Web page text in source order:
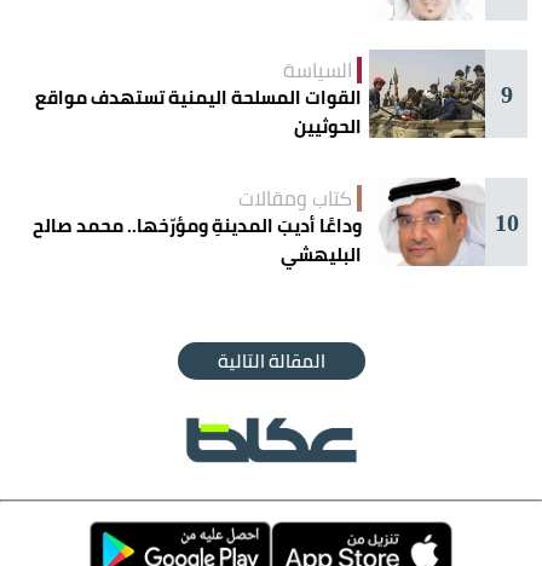
9
السياسة
القوات المسلحة اليمنية تستهدف مواقع
الحوثيين
10
كتاب ومقالات
وداعًا أديبَ المدينةِ ومؤرّخها.. محمد صالح
البليهشي
المقالة التالية